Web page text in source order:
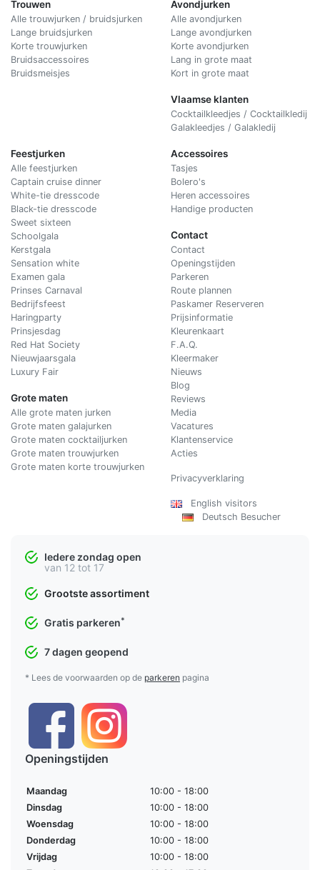
Trouwen
Alle trouwjurken / bruidsjurken
Lange bruidsjurken
Korte trouwjurken
Bruidsaccessoires
Bruidsmeisjes
Avondjurken
Alle avondjurken
Lange avondjurken
Korte avondjurken
Lang in grote maat
Kort in grote maat
Vlaamse klanten
Cocktailkleedjes / Cocktailkledij
Galakleedjes / Galakledij
Feestjurken
Alle feestjurken
Captain cruise dinner
White-tie dresscode
Black-tie dresscode
Sweet sixteen
Schoolgala
Kerstgala
Sensation white
Examen gala
Prinses Carnaval
Bedrijfsfeest
Haringparty
Prinsjesdag
Red Hat Society
Nieuwjaarsgala
Luxury Fair
Grote maten
Alle grote maten jurken
Grote maten galajurken
Grote maten cocktailjurken
Grote maten trouwjurken
Grote maten korte trouwjurken
Accessoires
Tasjes
Bolero's
Heren accessoires
Handige producten
Contact
Contact
Openingstijden
Parkeren
Route plannen
Paskamer Reserveren
Prijsinformatie
Kleurenkaart
F.A.Q.
Kleermaker
Nieuws
Blog
Reviews
Media
Vacatures
Klantenservice
Acties
Privacyverklaring
English visitors
Deutsch Besucher
Iedere zondag open
van 12 tot 17
Grootste assortiment
Gratis parkeren*
7 dagen geopend
* Lees de voorwaarden op de parkeren pagina
Openingstijden
Maandag
10:00 - 18:00
Dinsdag
10:00 - 18:00
Woensdag
10:00 - 18:00
Donderdag
10:00 - 18:00
Vrijdag
10:00 - 18:00